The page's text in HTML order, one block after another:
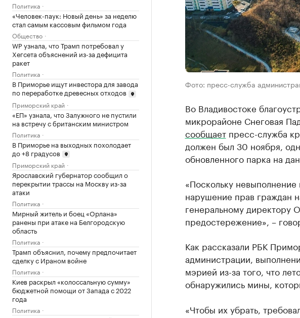
Политика
«Человек-паук: Новый день» за неделю
стал самым кассовым фильмом года
Общество
WP узнала, что Трамп потребовал у
Хегсета объяснений из-за дефицита
ракет
Политика
В Приморье ищут инвестора для завода
по переработке древесных отходов
Приморский край
«ЕП» узнала, что Залужного не пустили
на встречу с британским министром
Политика
В Приморье на выходных похолодает
до +8 градусов
Приморский край
Ярославский губернатор сообщил о
перекрытии трассы на Москву из-за
атаки
Политика
Мирный житель и боец «Орлана»
ранены при атаке на Белгородскую
область
Политика
Трамп объяснил, почему предпочитает
сделку с Ираном войне
Политика
Киев раскрыл «колоссальную сумму»
бюджетной помощи от Запада с 2022
года
Политика
Фото: пресс-служба
Во Владивостоке
микрорайоне Снеговая
сообщаетпресс-служба
должен был 30 ноября,
обновленного парка на
«Поскольку невыполнение
нарушение прав граждан
генеральному директору
предостережение», –
Как рассказали РБК
администрации,
мэрией из-за того, что
обнаружились мины,
«Чтобы их убрать,